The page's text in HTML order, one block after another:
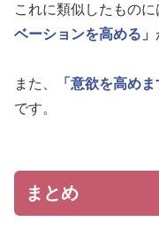
これに類似したものに
ベーションを高める」
また、 「意欲を高めま
です。
まとめ